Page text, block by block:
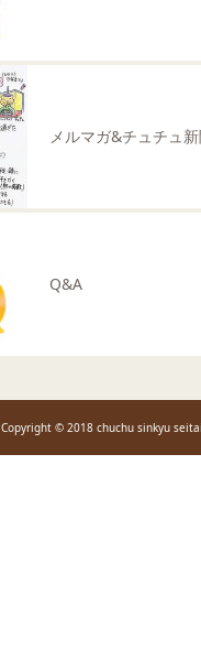
メルマガ&チュチュ
Q&A
Copyright © 2018 chuchu sinkyu